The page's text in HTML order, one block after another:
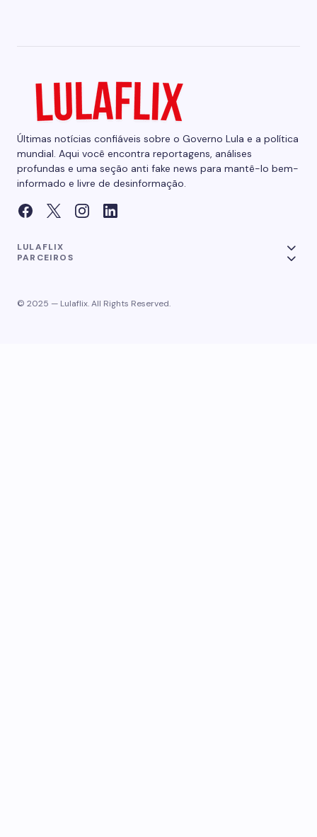
Últimas notícias confiáveis sobre o Governo Lula e a política
mundial. Aqui você encontra reportagens, análises
profundas e uma seção anti fake news para mantê-lo bem-
informado e livre de desinformação.
LULAFLIX
PARCEIROS
© 2025 — Lulaflix. All Rights Reserved.